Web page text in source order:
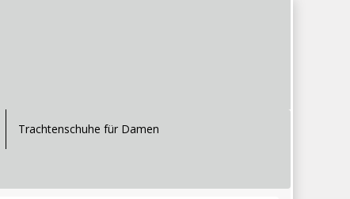
Trachtenschuhe für Damen